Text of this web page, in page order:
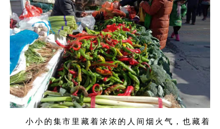
小小的集市里藏着浓浓的人间烟火气，也藏着